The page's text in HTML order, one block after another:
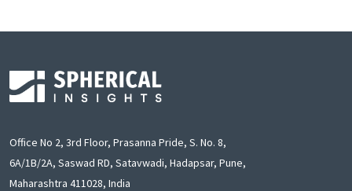
Office No 2, 3rd Floor, Prasanna Pride, S. No. 8,
6A/1B/2A, Saswad RD, Satavwadi, Hadapsar, Pune,
Maharashtra 411028, India